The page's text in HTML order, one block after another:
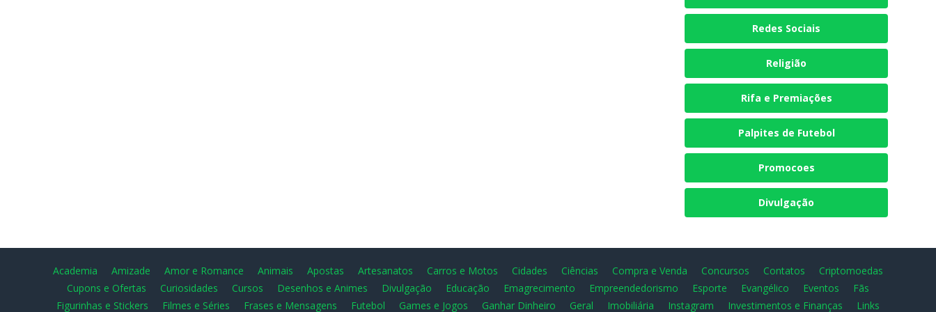
Redes Sociais
Religião
Rifa e Premiações
Palpites de Futebol
Promocoes
Divulgação
Academia Amizade Amor e Romance Animais Apostas Artesanatos Carros e Motos Cidades Ciências Compra e Venda Concursos Contatos
Criptomoedas
Cupons e Ofertas
Curiosidades Cursos Desenhos e Animes Divulgação Educação Emagrecimento Empreendedorismo Esporte Evangélico Eventos
Fãs
Figurinhas e Stickers
Filmes e Séries Frases e Mensagens Futebol Games e Jogos Ganhar Dinheiro Geral Imobiliária Instagram Investimentos e Finanças Links